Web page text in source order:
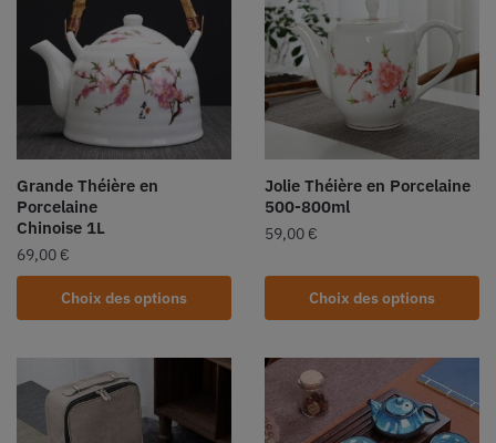
Grande Théière en
Porcelaine
Chinoise 1L
69,00 €
Choix des options
Jolie Théière en Porcelaine
500-800ml
59,00 €
Choix des options